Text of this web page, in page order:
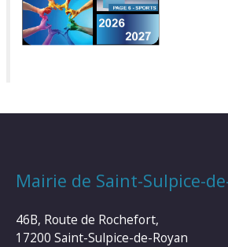
Mairie de Saint-Sulpice-
46B, Route de Rochefort,
17200 Saint-Sulpice-de-Royan